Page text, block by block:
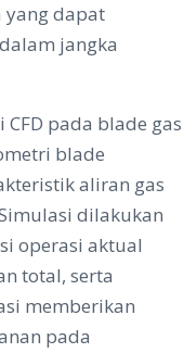
yang dapat
jangka
pada blade gas
blade
aliran gas
dilakukan
operasi aktual
total, serta
memberikan
pada